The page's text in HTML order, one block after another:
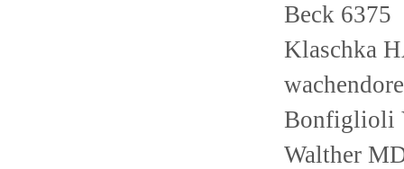
Beck 6375
Klaschka
Bonfiglioli
Walther